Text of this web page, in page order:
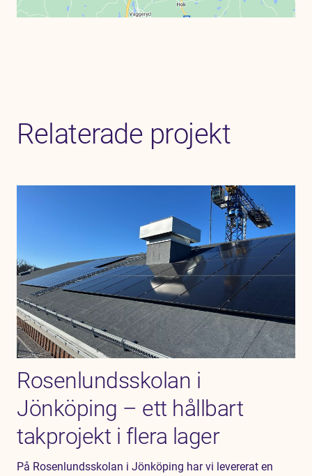
Relaterade projekt
Rosenlundsskolan i
Jönköping – ett hållbart
takprojekt i flera lager
På Rosenlundsskolan i Jönköping har vi levererat en